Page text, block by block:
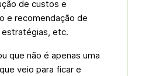
de custos e
e recomendação de
estratégias, etc.
que não é apenas uma
veio para ficar e